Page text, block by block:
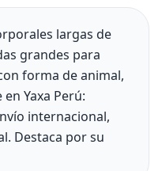
largas de
grandes para
forma de animal,
Yaxa Perú:
internacional,
Destaca por su